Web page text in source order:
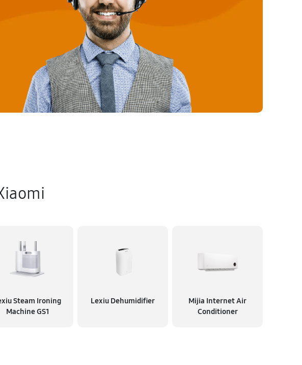
Steam Ironing
Machine GS1
Lexiu Dehumidifier
Mijia Internet Air
Conditioner